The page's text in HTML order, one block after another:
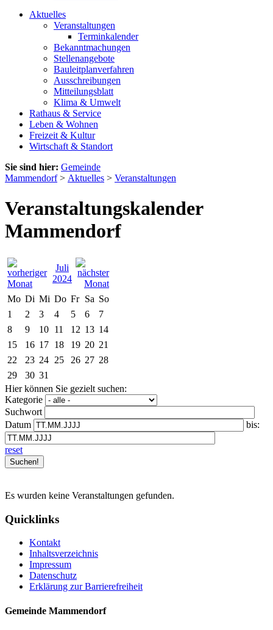
Aktuelles
Veranstaltungen
Terminkalender
Bekanntmachungen
Stellenangebote
Bauleitplanverfahren
Ausschreibungen
Mitteilungsblatt
Klima & Umwelt
Rathaus & Service
Leben & Wohnen
Freizeit & Kultur
Wirtschaft & Standort
Sie sind hier: Gemeinde
Mammendorf> Aktuelles > Veranstaltungen
Veranstaltungskalender
Mammendorf
Juli
2024
Mo Di Mi Do Fr Sa So
1
2 3 4 5 6
7
8
9 10 11 12 13 14
15
16 17 18 19 20 21
22
23 24 25 26 27 28
29
30 31
Hier können Sie gezielt suchen:
Kategorie
Suchwort
Datum
bis:
reset
Es wurden keine Veranstaltungen gefunden.
Quicklinks
Kontakt
Inhaltsverzeichnis
Impressum
Datenschutz
Erklärung zur Barrierefreiheit
Gemeinde Mammendorf